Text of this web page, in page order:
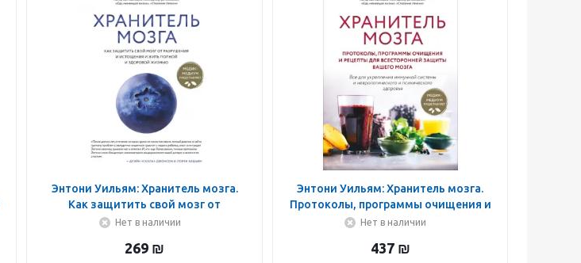
Энтони Уильям: Хранитель мозга.
Как защитить свой мозг от
разрушения и истощения и жить
Нет в наличии
269 ₪
Энтони Уильям: Хранитель мозга.
Протоколы, программы очищения и
рецепты для всесторонней защиты
Нет в наличии
437₪